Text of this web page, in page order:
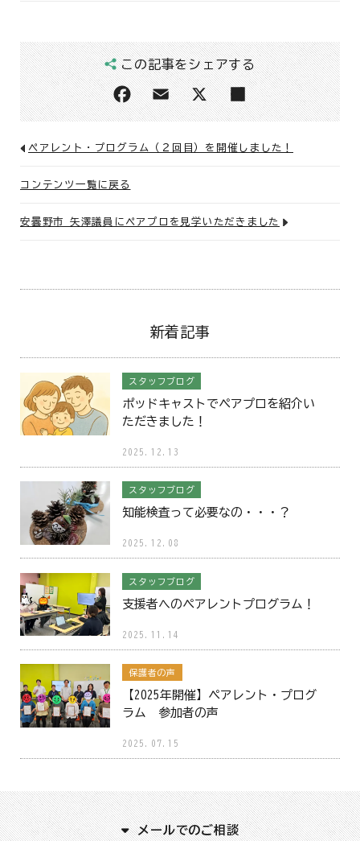
この記事をシェアする
ペアレント・プログラム（２回目）を開催しました！
コンテンツ一覧に戻る
安曇野市 矢澤議員にペアプロを見学いただきました
新着記事
スタッフブログ
ポッドキャストでペアプロを紹介い
ただきました！
2025.12.13
スタッフブログ
知能検査って必要なの・・・？
2025.12.08
スタッフブログ
支援者へのペアレントプログラム！
2025.11.14
保護者の声
【2025年開催】ペアレント・プログ
ラム 参加者の声
2025.07.15
メールでのご相談